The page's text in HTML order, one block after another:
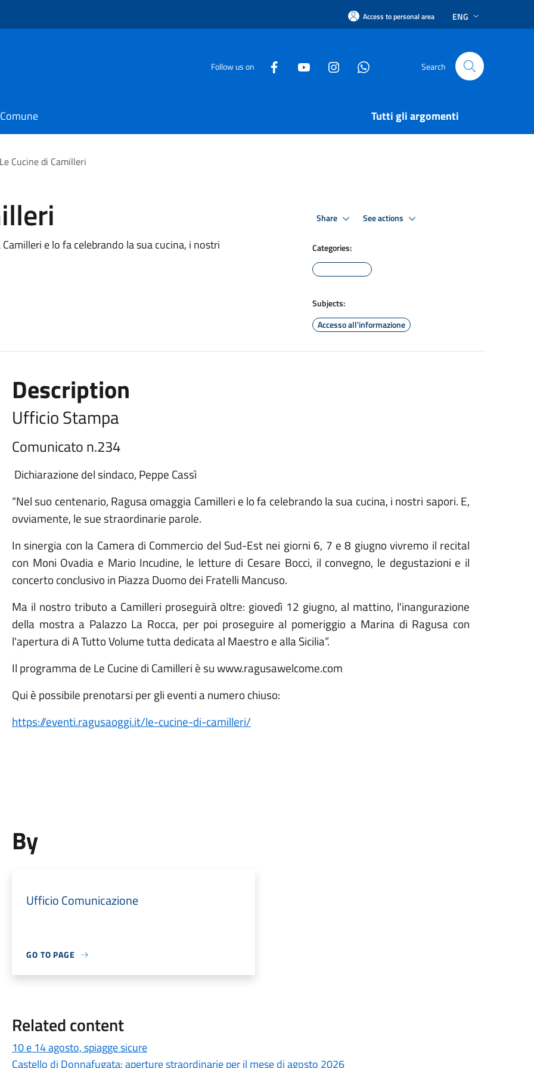
Access to personal area ENG
Follow us on Search
Tutti gli argomenti
Le Cucine di Camilleri
e lo fa celebrando la sua cucina, i nostri
Share See actions
Categories:
Subjects:
Accesso all'informazione
Description
Ufficio Stampa
Comunicato n.234
Dichiarazione del sindaco, Peppe Cassì
“Nel suo centenario, Ragusa omaggia Camilleri e lo fa celebrando la sua cucina, i nostri sapori. E,
ovviamente, le sue straordinarie parole.
In sinergia con la Camera di Commercio del Sud-Est nei giorni 6, 7 e 8 giugno vivremo il recital
con Moni Ovadia e Mario Incudine, le letture di Cesare Bocci, il convegno, le degustazioni e il
concerto conclusivo in Piazza Duomo dei Fratelli Mancuso.
Ma il nostro tributo a Camilleri proseguirà oltre: giovedì 12 giugno, al mattino, l'inangurazione
della mostra a Palazzo La Rocca, per poi proseguire al pomeriggio a Marina di Ragusa con
l'apertura di A Tutto Volume tutta dedicata al Maestro e alla Sicilia”.
Il programma de Le Cucine di Camilleri è su www.ragusawelcome.com
Qui è possibile prenotarsi per gli eventi a numero chiuso:
https://eventi.ragusaoggi.it/le-cucine-di-camilleri/
By
Ufficio Comunicazione
GO TO PAGE
Related content
10 e 14 agosto, spiagge sicure
Castello di Donnafugata: aperture straordinarie per il mese di agosto 2026